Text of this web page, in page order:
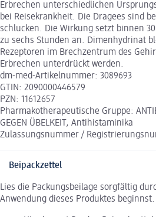
Erbrechen unterschiedlichen
bei Reisekrankheit. Die Dragees sind
schlucken. Die Wirkung setzt binnen
zu sechs Stunden an. Dimenhydrinat
Rezeptoren im Brechzentrum des
Erbrechen unterdrückt werden.
dm-med-Artikelnummer: 3089693
GTIN: 2090000446579
PZN: 11612657
Pharmakotherapeutische Gruppe:
GEGEN ÜBELKEIT, Antihistaminika
Zulassungsnummer /
Beipackzettel
Lies die Packungsbeilage sorgfältig
Anwendung dieses Produktes beginnst.